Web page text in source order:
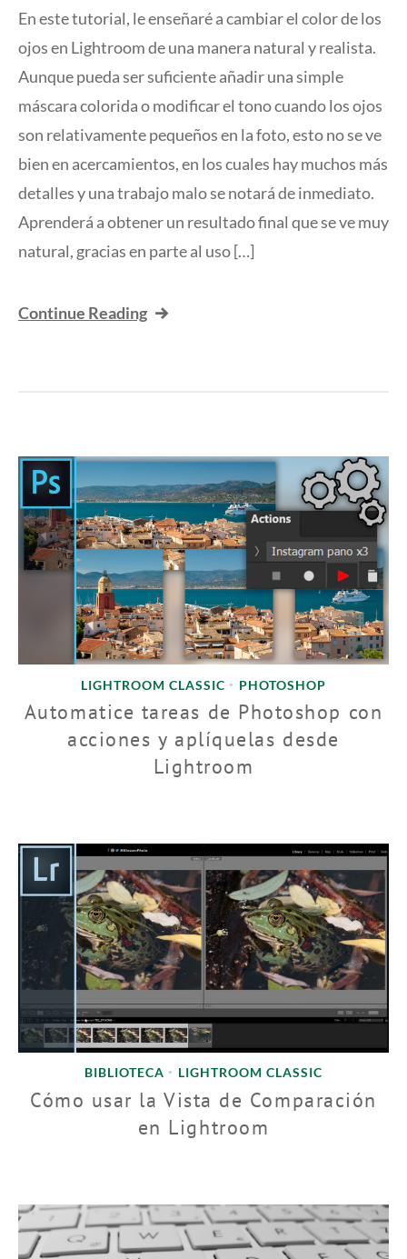
En este tutorial, le enseñaré a cambiar el color de los
ojos en Lightroom de una manera natural y realista.
Aunque pueda ser suficiente añadir una simple
máscara colorida o modificar el tono cuando los ojos
son relativamente pequeños en la foto, esto no se ve
bien en acercamientos, en los cuales hay muchos más
detalles y una trabajo malo se notará de inmediato.
Aprenderá a obtener un resultado final que se ve muy
natural, gracias en parte al uso […]
Continue Reading
LIGHTROOM CLASSIC • PHOTOSHOP
Automatice tareas de Photoshop con
acciones y aplíquelas desde
Lightroom
BIBLIOTECA • LIGHTROOM CLASSIC
Cómo usar la Vista de Comparación
en Lightroom